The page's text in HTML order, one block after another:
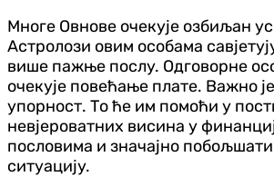
Многе Овнове очекује озбиљан
Астролози овим особама
више пажње послу. Одговорне
очекује повећање плате. Важно
упорност. То ће им помоћи у
невјероватних висина у
пословима и значајно
ситуацију.